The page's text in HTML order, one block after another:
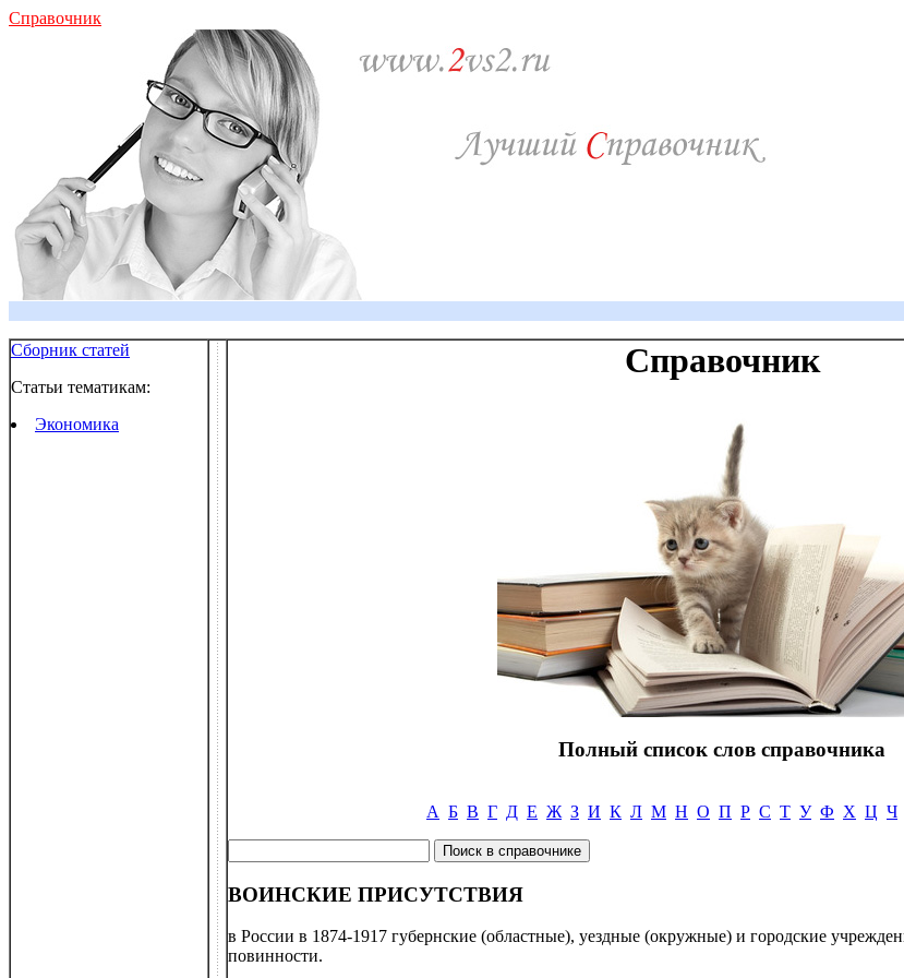
Справочник
Сборник статей
Статьи тематикам:
Экономика
Справочник
Полный список слов справочника
А Б В Г Д Е Ж З И К Л М Н О П Р С Т У Ф Х Ц Ч
ВОИНСКИЕ ПРИСУТСТВИЯ
в России в 1874-1917 губернские (областные), уездные (окружные) и городские
повинности.